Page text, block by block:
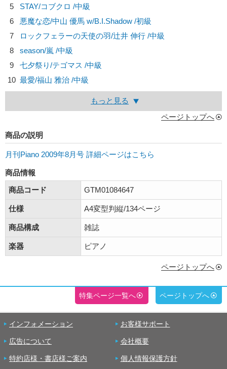
5
STAY/コブクロ /中級
6
悪魔な恋/中山 優馬 w/B.I.Shadow /初級
7
ロックフェラーの天使の羽/辻井 伸行 /中級
8
season/嵐 /中級
9
七夕祭り/テゴマス /中級
10 最愛/福山 雅治 /中級
もっと見る
ページトップへ
商品の説明
月刊Piano 2009年8月号 詳細ページはこちら
商品情報
商品コード
GTM01084647
仕様 A4変型判縦/134ページ
商品構成 雑誌
楽器 ピアノ
ページトップへ
特集ページ一覧へ ページトップへ
インフォメーション お客様サポート
広告について 会社概要
特約店様・書店様ご案内 個人情報保護方針